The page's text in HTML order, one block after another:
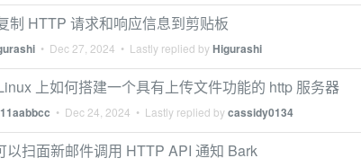
制 HTTP 请求和响应信息到剪贴板
• Dec 27, 2024 • Lastly replied byHigurashi
上如何搭建一个具有上传文件功能的 http 服务器
• Dec 24, 2024 • Lastly replied bycassidy0134
以扫面新邮件调用 HTTP API 通知 Bark